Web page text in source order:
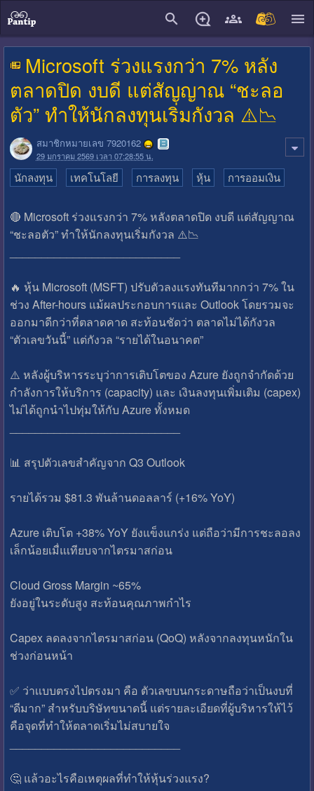
Microsoft ร่วงแรงกว่า 7% หลัง
ตลาดปิด งบดี แต่สัญญาณ “ชะลอ
ตัว” ทำให้นักลงทุนเริ่มกังวล ⚠️📉
สมาชิกหมายเลข 7920162
29 มกราคม 2569 เวลา 07:28:55 น.
นักลงทุน เทคโนโลยี การลงทุน หุ้น การออมเงิน
🔴 Microsoft ร่วงแรงกว่า 7% หลังตลาดปิด งบดี แต่สัญญาณ
“ชะลอตัว” ทำให้นักลงทุนเริ่มกังวล ⚠️📉
🔥 หุ้น Microsoft (MSFT) ปรับตัวลงแรงทันทีมากกว่า 7% ใน
ช่วง After-hours แม้ผลประกอบการและ Outlook โดยรวมจะ
ออกมาดีกว่าที่ตลาดคาด สะท้อนชัดว่า ตลาดไม่ได้กังวล
“ตัวเลขวันนี้” แต่กังวล “รายได้ในอนาคต”
⚠️ หลังผู้บริหารระบุว่าการเติบโตของ Azure ยังถูกจำกัดด้วย
กำลังการให้บริการ (capacity) และ เงินลงทุนเพิ่มเติม (capex)
ไม่ได้ถูกนำไปทุ่มให้กับ Azure ทั้งหมด
📊 สรุปตัวเลขสำคัญจาก Q3 Outlook
รายได้รวม $81.3 พันล้านดอลลาร์ (+16% YoY)
Azure เติบโต +38% YoY ยังแข็งแกร่ง แต่ถือว่ามีการชะลอลง
เล็กน้อยเมื่แเทียบจากไตรมาสก่อน
Cloud Gross Margin ~65%
ยังอยู่ในระดับสูง สะท้อนคุณภาพกำไร
Capex ลดลงจากไตรมาสก่อน (QoQ) หลังจากลงทุนหนักใน
ช่วงก่อนหน้า
✅️ ว่าเเบบตรงไปตรงมา คือ ตัวเลขบนกระดาษถือว่าเป็นงบที่
“ดีมาก” สำหรับบริษัทขนาดนี้ แต่รายละเอียดที่ผู้บริหารให้ไว้
คือจุดที่ทำให้ตลาดเริ่มไม่สบายใจ
🤔 แล้วอะไรคือเหตุผลที่ทำให้หุ้นร่วงแรง?
close